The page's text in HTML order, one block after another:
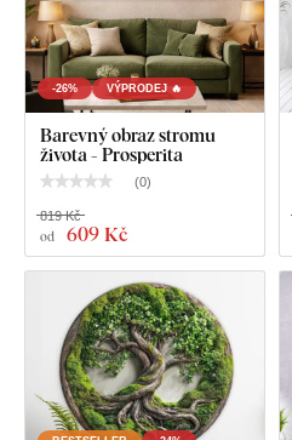
-26% VÝPRODEJ 🔥
Barevný obraz stromu
života - Prosperita
(0)
od 609 Kč
819 Kč